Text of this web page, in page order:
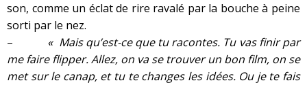
son, comme un éclat de rire ravalé par la bouche à peine
sorti par le nez.
– « Mais qu’est-ce que tu racontes. Tu vas finir par
me faire flipper. Allez, on va se trouver un bon film, on se
met sur le canap, et tu te changes les idées. Ou je te fais